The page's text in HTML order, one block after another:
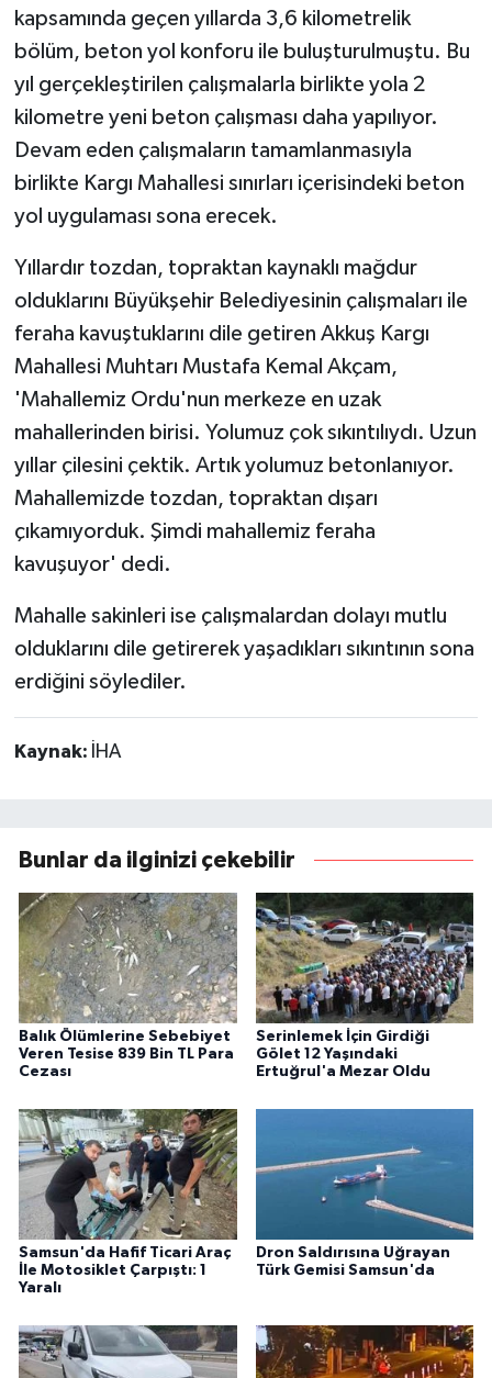
kapsamında geçen yıllarda 3,6 kilometrelik
bölüm, beton yol konforu ile buluşturulmuştu. Bu
yıl gerçekleştirilen çalışmalarla birlikte yola 2
kilometre yeni beton çalışması daha yapılıyor.
Devam eden çalışmaların tamamlanmasıyla
birlikte Kargı Mahallesi sınırları içerisindeki beton
yol uygulaması sona erecek.
Yıllardır tozdan, topraktan kaynaklı mağdur
olduklarını Büyükşehir Belediyesinin çalışmaları ile
feraha kavuştuklarını dile getiren Akkuş Kargı
Mahallesi Muhtarı Mustafa Kemal Akçam,
'Mahallemiz Ordu'nun merkeze en uzak
mahallerinden birisi. Yolumuz çok sıkıntılıydı. Uzun
yıllar çilesini çektik. Artık yolumuz betonlanıyor.
Mahallemizde tozdan, topraktan dışarı
çıkamıyorduk. Şimdi mahallemiz feraha
kavuşuyor' dedi.
Mahalle sakinleri ise çalışmalardan dolayı mutlu
olduklarını dile getirerek yaşadıkları sıkıntının sona
erdiğini söylediler.
Kaynak: İHA
Bunlar da ilginizi çekebilir
Balık Ölümlerine Sebebiyet
Veren Tesise 839 Bin TL Para
Cezası
Serinlemek İçin Girdiği
Gölet 12 Yaşındaki
Ertuğrul'a Mezar Oldu
Samsun'da Hafif Ticari Araç
İle Motosiklet Çarpıştı: 1
Yaralı
Dron Saldırısına Uğrayan
Türk Gemisi Samsun'da